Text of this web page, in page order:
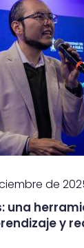
de
una
y